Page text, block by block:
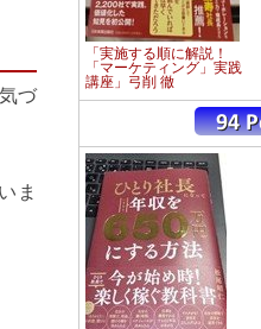
づ
ま
「実施する順に解説！
「マーケティング」実践
講座」弓削 徹